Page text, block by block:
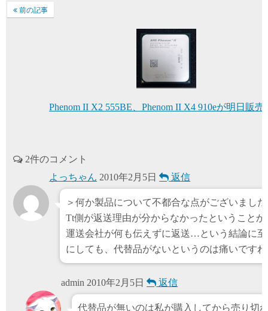
前の記事
Phenom II X2 555BE、Phenom II X4 910eが明日販売
2件のコメント
よっちゃん 2010年2月5日 返信
＞何か製品について不都合な点がございまし
Tt側が返送理由が分からなかったということか
運送会社が何も伝えずに返送…という結論に
にしても、代替品がないというのは痛いです
admin 2010年2月5日 返信
代替品が無いのは私が購入してから売り切